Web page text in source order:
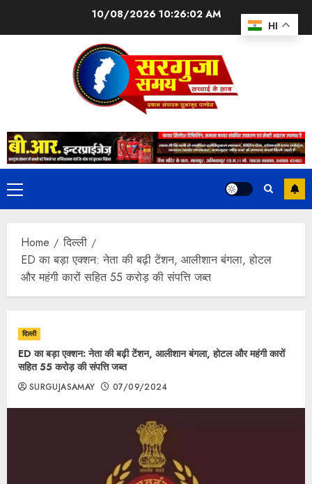
10/08/2026 10:26:03 AM
Home
दिल्ली
ED का बड़ा एक्शन: नेता की बढ़ी टेंशन, आलीशान बंगला, होटल
और महंगी कारों सहित 55 करोड़ की संपत्ति जब्त
दिल्ली
ED का बड़ा एक्शन: नेता की बढ़ी टेंशन, आलीशान बंगला, होटल और महंगी कारों
सहित 55 करोड़ की संपत्ति जब्त
SURGUJASAMAY 07/09/2024
HI